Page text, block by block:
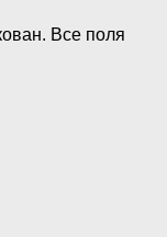
Все поля